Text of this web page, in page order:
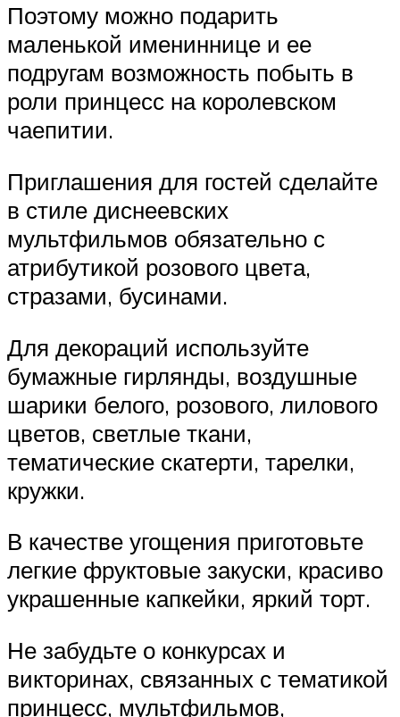
Поэтому можно подарить
маленькой имениннице и ее
подругам возможность побыть в
роли принцесс на королевском
чаепитии.
Приглашения для гостей сделайте
в стиле диснеевских
мультфильмов обязательно с
атрибутикой розового цвета,
стразами, бусинами.
Для декораций используйте
бумажные гирлянды, воздушные
шарики белого, розового, лилового
цветов, светлые ткани,
тематические скатерти, тарелки,
кружки.
В качестве угощения приготовьте
легкие фруктовые закуски, красиво
украшенные капкейки, яркий торт.
Не забудьте о конкурсах и
викторинах, связанных с тематикой
принцесс, мультфильмов,